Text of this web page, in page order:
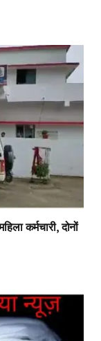
कर्मचारी, दोनों